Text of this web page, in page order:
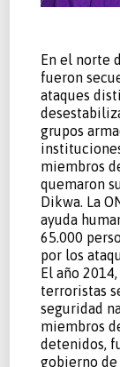
En el norte
fueron
ataques
grupos
miembros
quemaron
Dikwa. La
ayuda
65.000
por los
El año
terroristas
seguridad
miembros
detenidos,
gobierno de